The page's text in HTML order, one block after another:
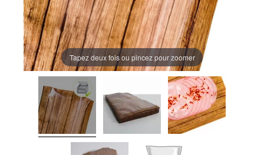
Tapez deux fois ou pincez pour zoomer